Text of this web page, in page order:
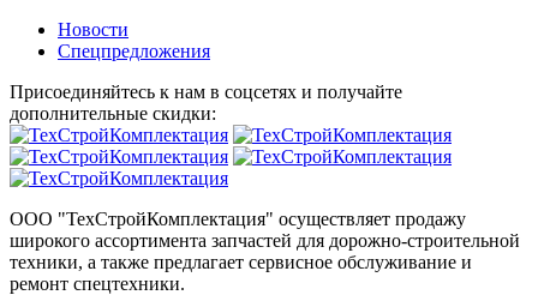
Новости
Спецпредложения
Присоединяйтесь к нам в соцсетях и получайте
дополнительные скидки:
ООО "ТехСтройКомплектация" осуществляет продажу
широкого ассортимента запчастей для дорожно-строительной
техники, а также предлагает сервисное обслуживание и
ремонт спецтехники.